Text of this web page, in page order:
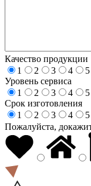
Качество продукции
1
2 3 4
5
Уровень сервиса
1
2 3 4
5
Срок изготовления
1
2 3 4
5
Пожалуйста,